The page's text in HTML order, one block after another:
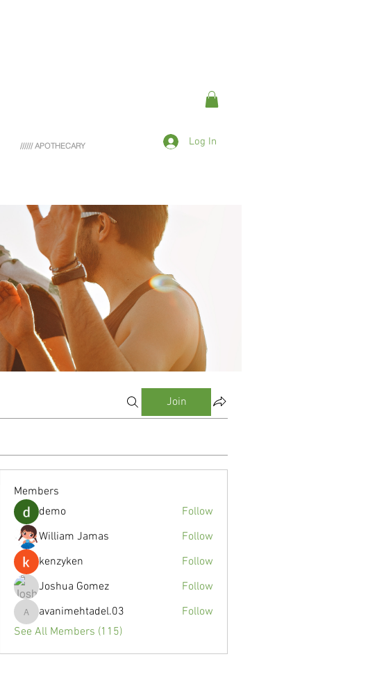
////// APOTHECARY Log In
Join
Members
demo
Follow
William Jamas
Follow
kenzyken
Follow
Joshua Gomez
Follow
avanimehtadel.03
avanimehtadel.03
Follow
See All Members (115)